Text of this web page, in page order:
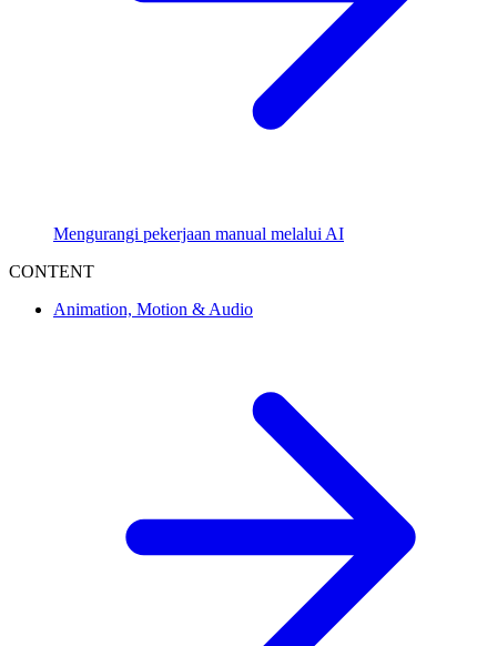
Mengurangi pekerjaan manual melalui AI
CONTENT
Animation, Motion & Audio